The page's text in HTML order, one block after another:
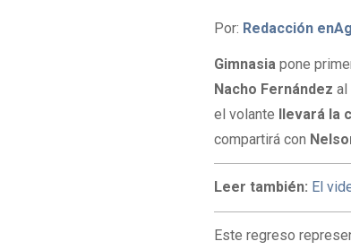
Por: Redacción
Gimnasiapone
Nacho Fernándezal
el volante llevará la
compartirá con
Leer también: El
Este regreso